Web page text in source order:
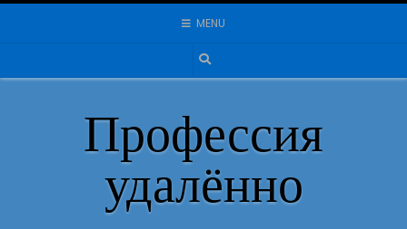
Skip
MENU
Профессия
удалённо